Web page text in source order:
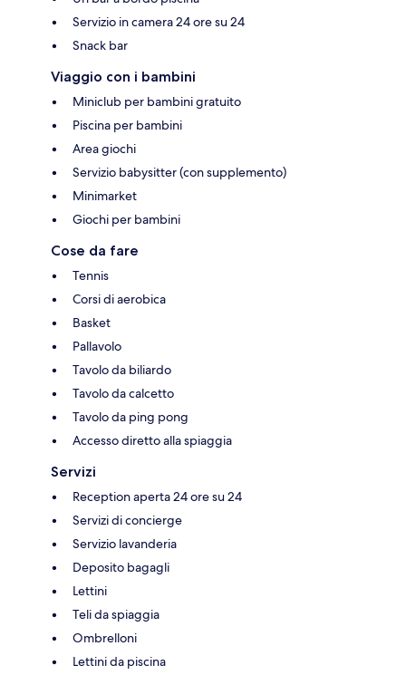
Servizio in camera 24 ore su 24
Snack bar
Viaggio con i bambini
Miniclub per bambini gratuito
Piscina per bambini
Area giochi
Servizio babysitter (con supplemento)
Minimarket
Giochi per bambini
Cose da fare
Tennis
Corsi di aerobica
Basket
Pallavolo
Tavolo da biliardo
Tavolo da calcetto
Tavolo da ping pong
Accesso diretto alla spiaggia
Servizi
Reception aperta 24 ore su 24
Servizi di concierge
Servizio lavanderia
Deposito bagagli
Lettini
Teli da spiaggia
Ombrelloni
Lettini da piscina